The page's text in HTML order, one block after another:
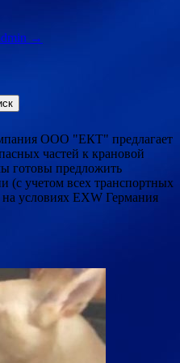
→
ООО "ЕКТ" предлагает
частей к крановой
готовы предложить
(с учетом всех транспортных
условиях EXW Германия